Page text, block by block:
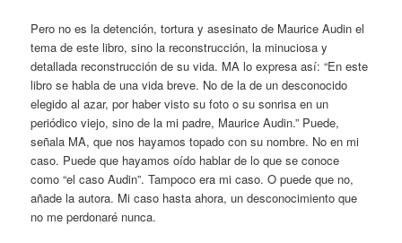
Pero no es la detención, tortura y asesinato de Maurice Audin el
tema de este libro, sino la reconstrucción, la minuciosa y
detallada reconstrucción de su vida. MA lo expresa así: “En este
libro se habla de una vida breve. No de la de un desconocido
elegido al azar, por haber visto su foto o su sonrisa en un
periódico viejo, sino de la mi padre, Maurice Audin.” Puede,
señala MA, que nos hayamos topado con su nombre. No en mi
caso. Puede que hayamos oído hablar de lo que se conoce
como “el caso Audin”. Tampoco era mi caso. O puede que no,
añade la autora. Mi caso hasta ahora, un desconocimiento que
no me perdonaré nunca.